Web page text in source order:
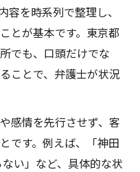
を時系列で整理し、
とが基本です。東京都
でも、口頭だけでな
ことで、弁護士が状況
感情を先行させず、客
です。例えば、「神田
い」など、具体的な状